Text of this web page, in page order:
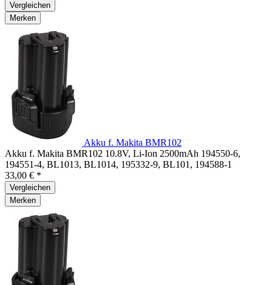
Vergleichen
Merken
Akku f. Makita BMR102
Akku f. Makita BMR102 10.8V, Li-Ion 2500mAh 194550-6,
194551-4, BL1013, BL1014, 195332-9, BL101, 194588-1
33,00 € *
Vergleichen
Merken